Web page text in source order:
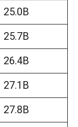
25.0B
25.7B
26.4B
27.1B
27.8B